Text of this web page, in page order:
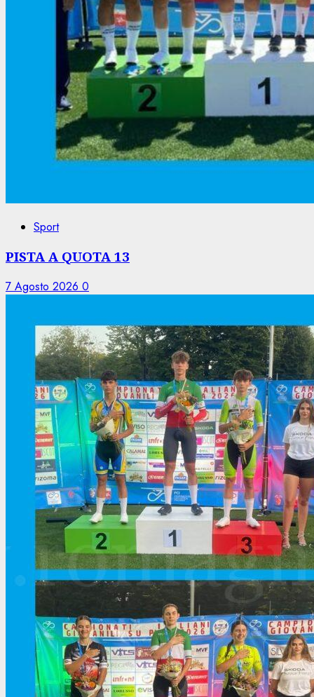
Sport
PISTA A QUOTA 13
7 Agosto 2026 0